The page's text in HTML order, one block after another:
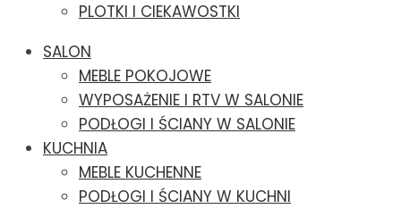
PLOTKI I CIEKAWOSTKI
SALON
MEBLE POKOJOWE
WYPOSAŻENIE I RTV W SALONIE
PODŁOGI I ŚCIANY W SALONIE
KUCHNIA
MEBLE KUCHENNE
PODŁOGI I ŚCIANY W KUCHNI